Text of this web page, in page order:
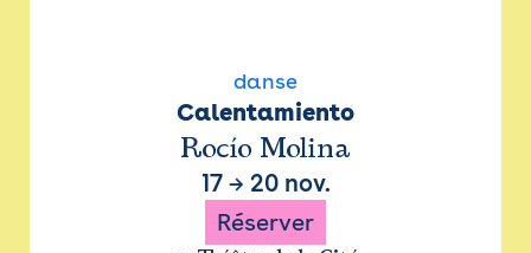
danse
Calentamiento
Rocío Molina
17→ 20 nov.
Réserver